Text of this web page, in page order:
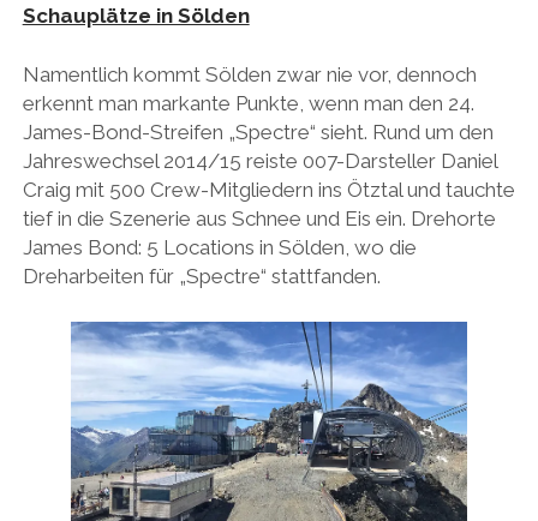
Schauplätze in Sölden
Namentlich kommt Sölden zwar nie vor, dennoch
erkennt man markante Punkte, wenn man den 24.
James-Bond-Streifen „Spectre“ sieht. Rund um den
Jahreswechsel 2014/15 reiste 007-Darsteller Daniel
Craig mit 500 Crew-Mitgliedern ins Ötztal und tauchte
tief in die Szenerie aus Schnee und Eis ein. Drehorte
James Bond: 5 Locations in Sölden, wo die
Dreharbeiten für „Spectre“ stattfanden.